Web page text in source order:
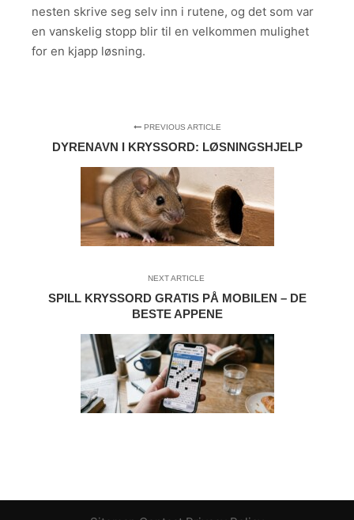
nesten skrive seg selv inn i rutene, og det som var
en vanskelig stopp blir til en velkommen mulighet
for en kjapp løsning.
PREVIOUS ARTICLE
DYRENAVN I KRYSSORD: LØSNINGSHJELP
NEXT ARTICLE
SPILL KRYSSORD GRATIS PÅ MOBILEN – DE
BESTE APPENE